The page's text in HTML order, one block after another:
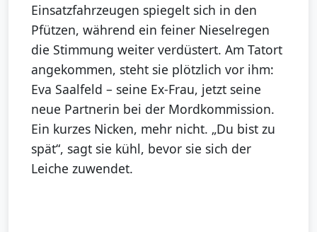
Einsatzfahrzeugen spiegelt sich in den
Pfützen, während ein feiner Nieselregen
die Stimmung weiter verdüstert. Am Tatort
angekommen, steht sie plötzlich vor ihm:
Eva Saalfeld – seine Ex-Frau, jetzt seine
neue Partnerin bei der Mordkommission.
Ein kurzes Nicken, mehr nicht. „Du bist zu
spät“, sagt sie kühl, bevor sie sich der
Leiche zuwendet.